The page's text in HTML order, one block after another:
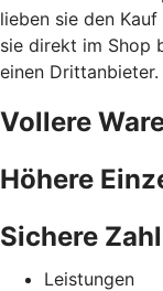
lieben sie den
sie direkt im Shop
einen Drittanbieter.
Vollere
Höhere
Sichere
Leistungen